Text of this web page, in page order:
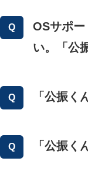
OSサポ
い。「公
「公振
「公振